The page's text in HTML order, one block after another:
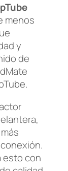
menos
y
de
esto con